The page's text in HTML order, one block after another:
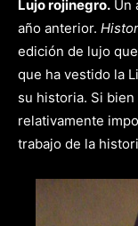
Lujo rojinegro. Un
año anterior.
edición de lujo
que ha vestido la
su historia. Si
relativamente
trabajo de la